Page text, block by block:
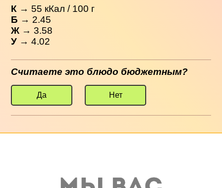
К → 55 кКал / 100 г
Б → 2.45
Ж → 3.58
У → 4.02
Считаете это блюдо бюджетным?
Да Нет